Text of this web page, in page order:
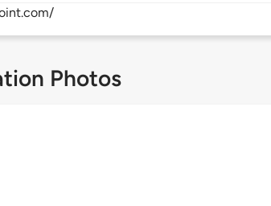
Photos